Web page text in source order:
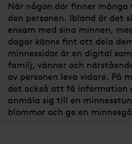
När någon dör finner
den personen. Ibland är det
ensam med sina minnen,
dagar känns fint att dela
minnessidor är en digital
familj, vänner och
av personen leva vidare. På
det också att få information
anmäla sig till en
blommor och ge en